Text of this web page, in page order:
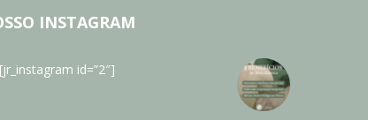
INSTAGRAM
[jr_instagram id=”2″]